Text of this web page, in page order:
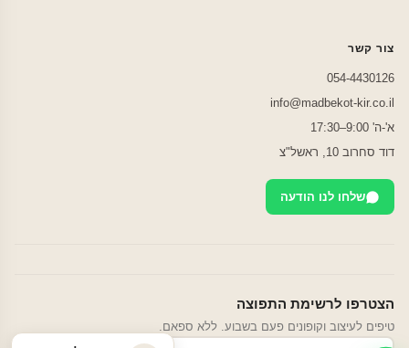
צור קשר
054-4430126
info@madbekot-kir.co.il
א'-ה' 9:00–17:30
דוד סחרוב 10, ראשל"צ
שלחו לנו הודעה
הצטרפו לרשימת התפוצה
טיפים לעיצוב וקופונים פעם בשבוע. ללא ספאם.